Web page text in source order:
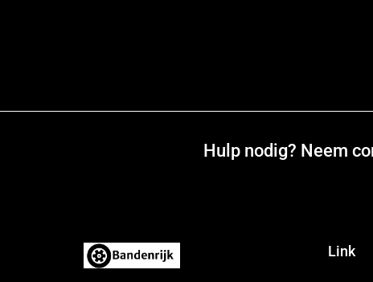
Hulp nodig? Neem
Link